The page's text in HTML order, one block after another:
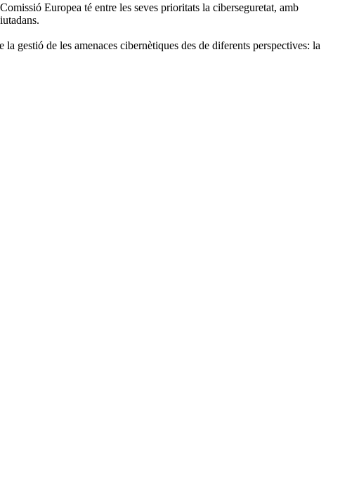
Europea té entre les seves prioritats la ciberseguretat, amb
gestió de les amenaces cibernètiques des de diferents perspectives: la